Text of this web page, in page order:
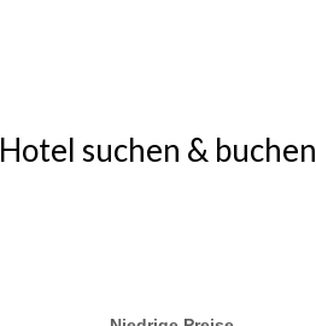
Hotel suchen & buchen